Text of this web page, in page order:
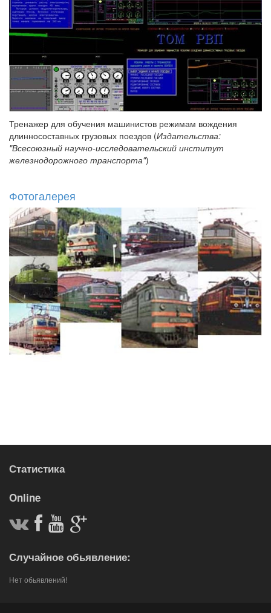
Тренажер для обучения машинистов режимам вождения
длинносоставных грузовых поездов (Издательства:
"Всесоюзный научно-исследовательский институт
железнодорожного транспорта")
Фотогалерея
Статистика
Online
Случайное обьявление:
Нет обьявлений!